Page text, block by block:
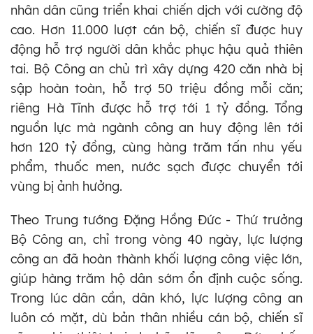
nhân dân cũng triển khai chiến dịch với cường độ
cao. Hơn 11.000 lượt cán bộ, chiến sĩ được huy
động hỗ trợ người dân khắc phục hậu quả thiên
tai. Bộ Công an chủ trì xây dựng 420 căn nhà bị
sập hoàn toàn, hỗ trợ 50 triệu đồng mỗi căn;
riêng Hà Tĩnh được hỗ trợ tới 1 tỷ đồng. Tổng
nguồn lực mà ngành công an huy động lên tới
hơn 120 tỷ đồng, cùng hàng trăm tấn nhu yếu
phẩm, thuốc men, nước sạch được chuyển tới
vùng bị ảnh hưởng.
Theo Trung tướng Đặng Hồng Đức - Thứ trưởng
Bộ Công an, chỉ trong vòng 40 ngày, lực lượng
công an đã hoàn thành khối lượng công việc lớn,
giúp hàng trăm hộ dân sớm ổn định cuộc sống.
Trong lúc dân cần, dân khó, lực lượng công an
luôn có mặt, dù bản thân nhiều cán bộ, chiến sĩ